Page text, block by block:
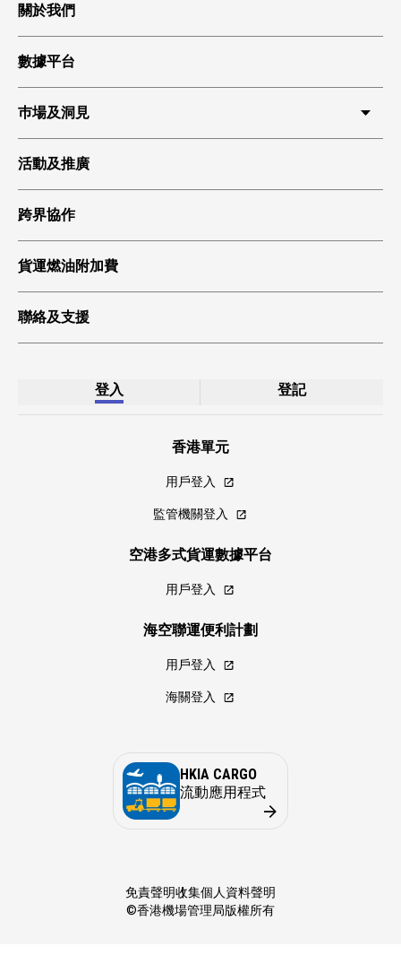
關於我們
數據平台
巿場及洞見
活動及推廣
跨界協作
貨運燃油附加費
聯絡及支援
登入 登記
香港單元
用戶登入
監管機關登入
空港多式貨運數據平台
用戶登入
海空聯運便利計劃
用戶登入
海關登入
HKIA CARGO
流動應用程式
免責聲明收集個人資料聲明
©香港機場管理局版權所有